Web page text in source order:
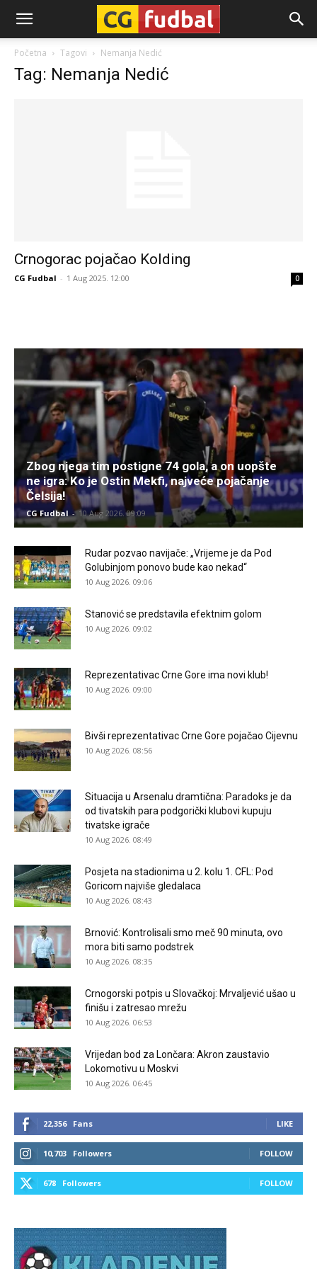
CG-
Fudbal
Početna Tagovi Nemanja Nedić
Tag: Nemanja Nedić
Crnogorac pojačao Kolding
CG Fudbal - 1 Aug 2025. 12:00 0
Zbog njega tim postigne 74 gola, a on uopšte
ne igra: Ko je Ostin Mekfi, najveće pojačanje
Čelsija!
CG Fudbal - 10 Aug 2026. 09:09
Rudar pozvao navijače: „Vrijeme je da Pod
Golubinjom ponovo bude kao nekad“
10 Aug 2026. 09:06
Stanović se predstavila efektnim golom
10 Aug 2026. 09:02
Reprezentativac Crne Gore ima novi klub!
10 Aug 2026. 09:00
Bivši reprezentativac Crne Gore pojačao Cijevnu
10 Aug 2026. 08:56
Situacija u Arsenalu dramtična: Paradoks je da
od tivatskih para podgorički klubovi kupuju
tivatske igrače
10 Aug 2026. 08:49
Posjeta na stadionima u 2. kolu 1. CFL: Pod
Goricom najviše gledalaca
10 Aug 2026. 08:43
Brnović: Kontrolisali smo meč 90 minuta, ovo
mora biti samo podstrek
10 Aug 2026. 08:35
Crnogorski potpis u Slovačkoj: Mrvaljević ušao u
finišu i zatresao mrežu
10 Aug 2026. 06:53
Vrijedan bod za Lončara: Akron zaustavio
Lokomotivu u Moskvi
10 Aug 2026. 06:45
22,356 Fans LIKE
10,703 Followers FOLLOW
678 Followers FOLLOW